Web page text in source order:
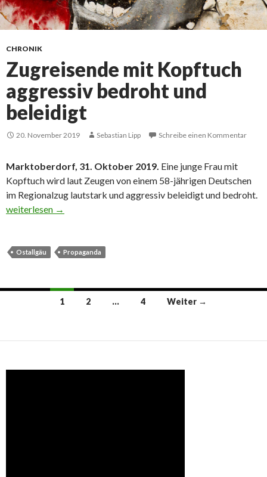
CHRONIK
Zugreisende mit Kopftuch
aggressiv bedroht und
beleidigt
20. November 2019 Sebastian Lipp Schreibe einen Kommentar
Marktoberdorf, 31. Oktober 2019. Eine junge Frau mit
Kopftuch wird laut Zeugen von einem 58-jährigen Deutschen
im Regionalzug lautstark und aggressiv beleidigt und bedroht.
Zugreisende mit Kopftuch aggressiv bedroht und beleidigt
weiterlesen →
Ostallgäu Propaganda
Beitrags-
1 2 … 4 Weiter →